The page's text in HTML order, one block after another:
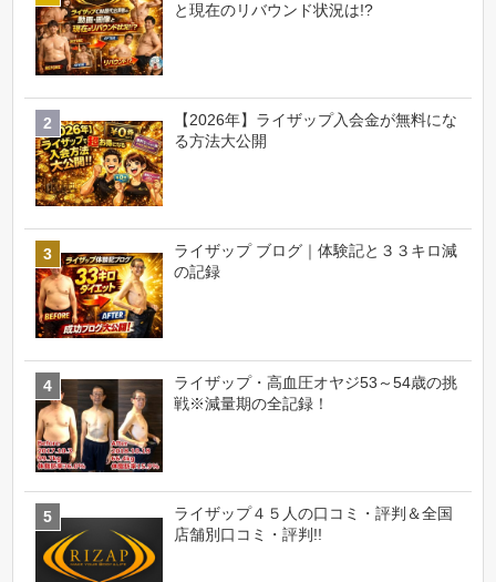
と現在のリバウンド状況は!?
【2026年】ライザップ入会金が無料にな
る方法大公開
ライザップ ブログ｜体験記と３３キロ減
の記録
ライザップ・高血圧オヤジ53～54歳の挑
戦※減量期の全記録！
ライザップ４５人の口コミ・評判＆全国
店舗別口コミ・評判!!